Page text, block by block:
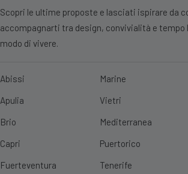
Scopri le ultime proposte e lasciati ispirare da
accompagnarti tra design, convivialità e
modo di vivere.
Abissi
Apulia
Brio
Capri
Fuerteventura
Marine
Vietri
Mediterranea
Puertorico
Tenerife
PRIMO ORDINE?10% DI SCONTO